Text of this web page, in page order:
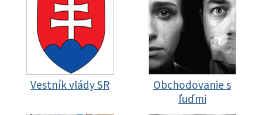
Vestník vlády SR
Obchodovanie s
ľuďmi